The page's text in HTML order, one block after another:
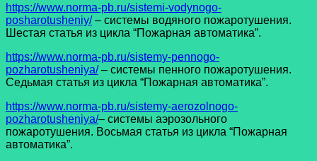
https://www.norma-pb.ru/sistemi-vodynogo-
posharotusheniy/– системы водяного пожаротушения.
Шестая статья из цикла “Пожарная автоматика”.
https://www.norma-pb.ru/sistemy-pennogo-
pozharotusheniya/– системы пенного пожаротушения.
Седьмая статья из цикла “Пожарная автоматика”.
https://www.norma-pb.ru/sistemy-aerozolnogo-
pozharotusheniya/– системы аэрозольного
пожаротушения. Восьмая статья из цикла “Пожарная
автоматика”.